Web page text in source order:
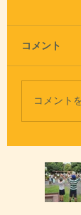
コメント
コメント